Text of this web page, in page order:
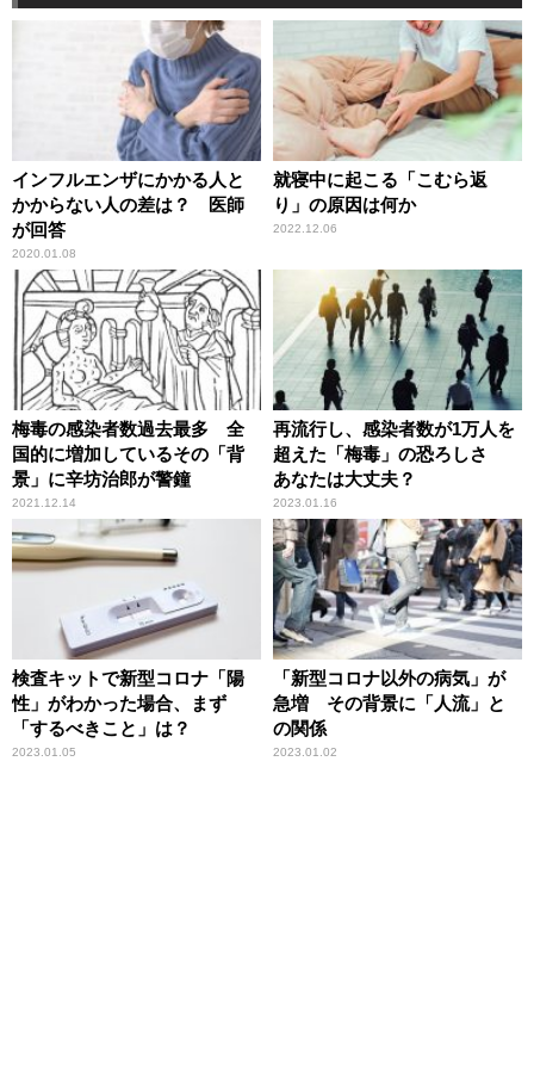
インフルエンザにかかる人と
かからない人の差は？ 医師
が回答
2020.01.08
就寝中に起こる「こむら返
り」の原因は何か
2022.12.06
梅毒の感染者数過去最多 全
国的に増加しているその「背
景」に辛坊治郎が警鐘
2021.12.14
再流行し、感染者数が1万人を
超えた「梅毒」の恐ろしさ
あなたは大丈夫？
2023.01.16
検査キットで新型コロナ「陽
性」がわかった場合、まず
「するべきこと」は？
2023.01.05
「新型コロナ以外の病気」が
急増 その背景に「人流」と
の関係
2023.01.02